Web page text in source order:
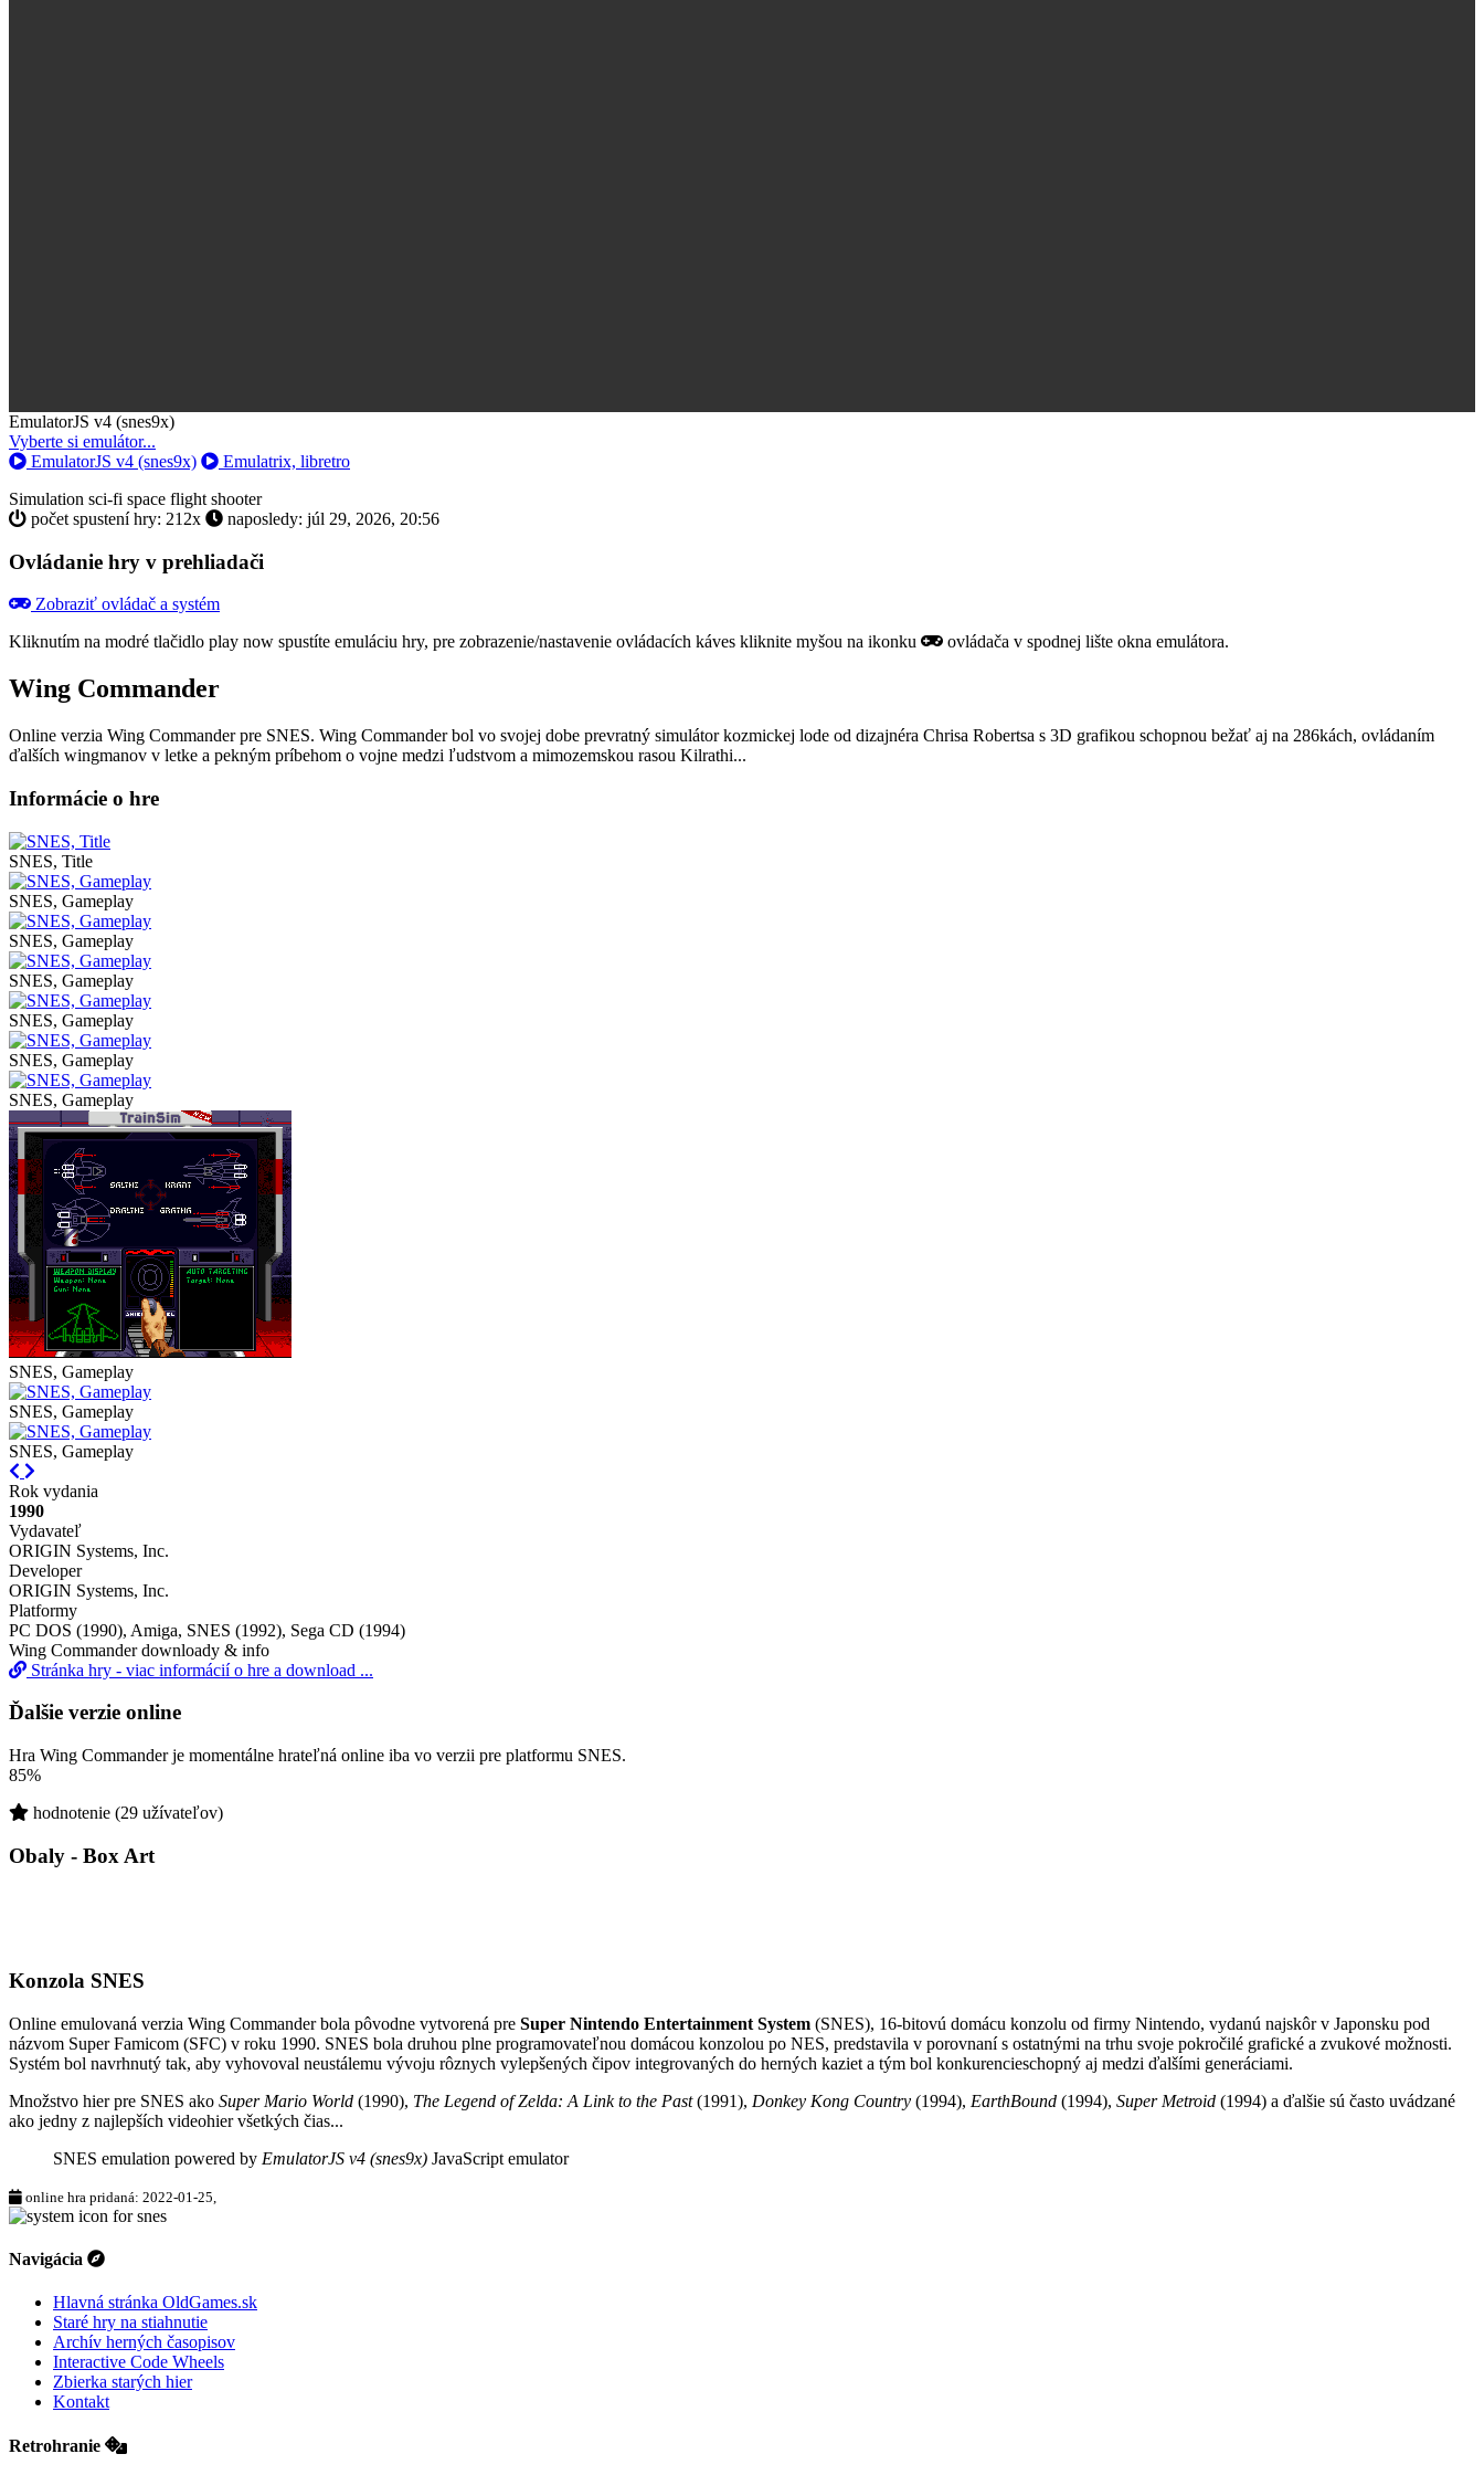
EmulatorJS v4 (snes9x)Toggle
Vyberte si emulátor...
EmulatorJS v4 (snes9x)
Emulatrix, libretro
Simulation sci-fi space flight shooter
počet spustení hry: 212x
naposledy: júl 29, 2026, 20:56
Ovládanie hry v prehliadači
Zobraziť ovládač a systém
Kliknutím na modré tlačidlo play now spustíte emuláciu hry, pre zobrazenie/nastavenie ovládacích káves kliknite myšou na ikonku ovládača v spodnej lište okna emulátora.
Wing Commander
Online verzia Wing Commander pre SNES. Wing Commander bol vo svojej dobe prevratný simulátor kozmickej lode od dizajnéra Chrisa Robertsa s 3D grafikou schopnou bežať aj na 286kách, ovládaním
ďalších wingmanov v letke a pekným príbehom o vojne medzi ľudstvom a mimozemskou rasou Kilrathi...
Informácie o hre
SNES, Title
SNES, Gameplay
SNES, Gameplay
SNES, Gameplay
SNES, Gameplay
SNES, Gameplay
SNES, Gameplay
SNES, Gameplay
SNES, Gameplay
SNES, Gameplay
Previous
Rok vydania
1990
Vydavateľ
ORIGIN Systems, Inc.
Developer
ORIGIN Systems, Inc.
Platformy
PC DOS (1990), Amiga, SNES (1992), Sega CD (1994)
Wing Commander downloady & info
Stránka hry - viac informácií o hre a download ...
Ďalšie verzie online
Hra Wing Commander je momentálne hrateľná online iba vo verzii pre platformu SNES.
85%
hodnotenie (29 užívateľov)
Obaly - Box Art
Konzola SNES
Online emulovaná verzia Wing Commanderbola pôvodne vytvorená pre Super Nintendo Entertainment System (SNES), 16-bitovú domácu konzolu od firmy Nintendo, vydanú najskôr v Japonsku pod
názvom Super Famicom (SFC) v roku 1990. SNES bola druhou plne programovateľnou domácou konzolou po NES, predstavila v porovnaní s ostatnými na trhu svoje pokročilé grafické a zvukové možnosti.
Systém bol navrhnutý tak, aby vyhovoval neustálemu vývoju rôznych vylepšených čipov integrovaných do herných kaziet a tým bol konkurencieschopný aj medzi ďalšími generáciami.
Množstvo hier pre SNES ako Super Mario World (1990), The Legend of Zelda: A Link to the Past(1991), Donkey Kong Country (1994), EarthBound (1994), Super Metroid (1994) a ďalšie sú často uvádzané
ako jedny z najlepších videohier všetkých čias...
SNES emulation powered by EmulatorJS v4 (snes9x) JavaScript emulator
online hra pridaná: 2022-01-25,
Navigácia
Hlavná stránka OldGames.sk
Staré hry na stiahnutie
Archív herných časopisov
Interactive Code Wheels
Zbierka starých hier
Kontakt
Retrohranie